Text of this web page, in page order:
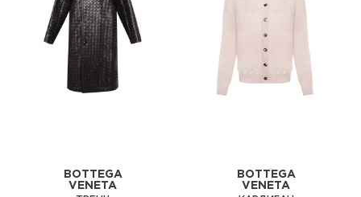
BOTTEGA
VENETA
BOTTEGA
VENETA